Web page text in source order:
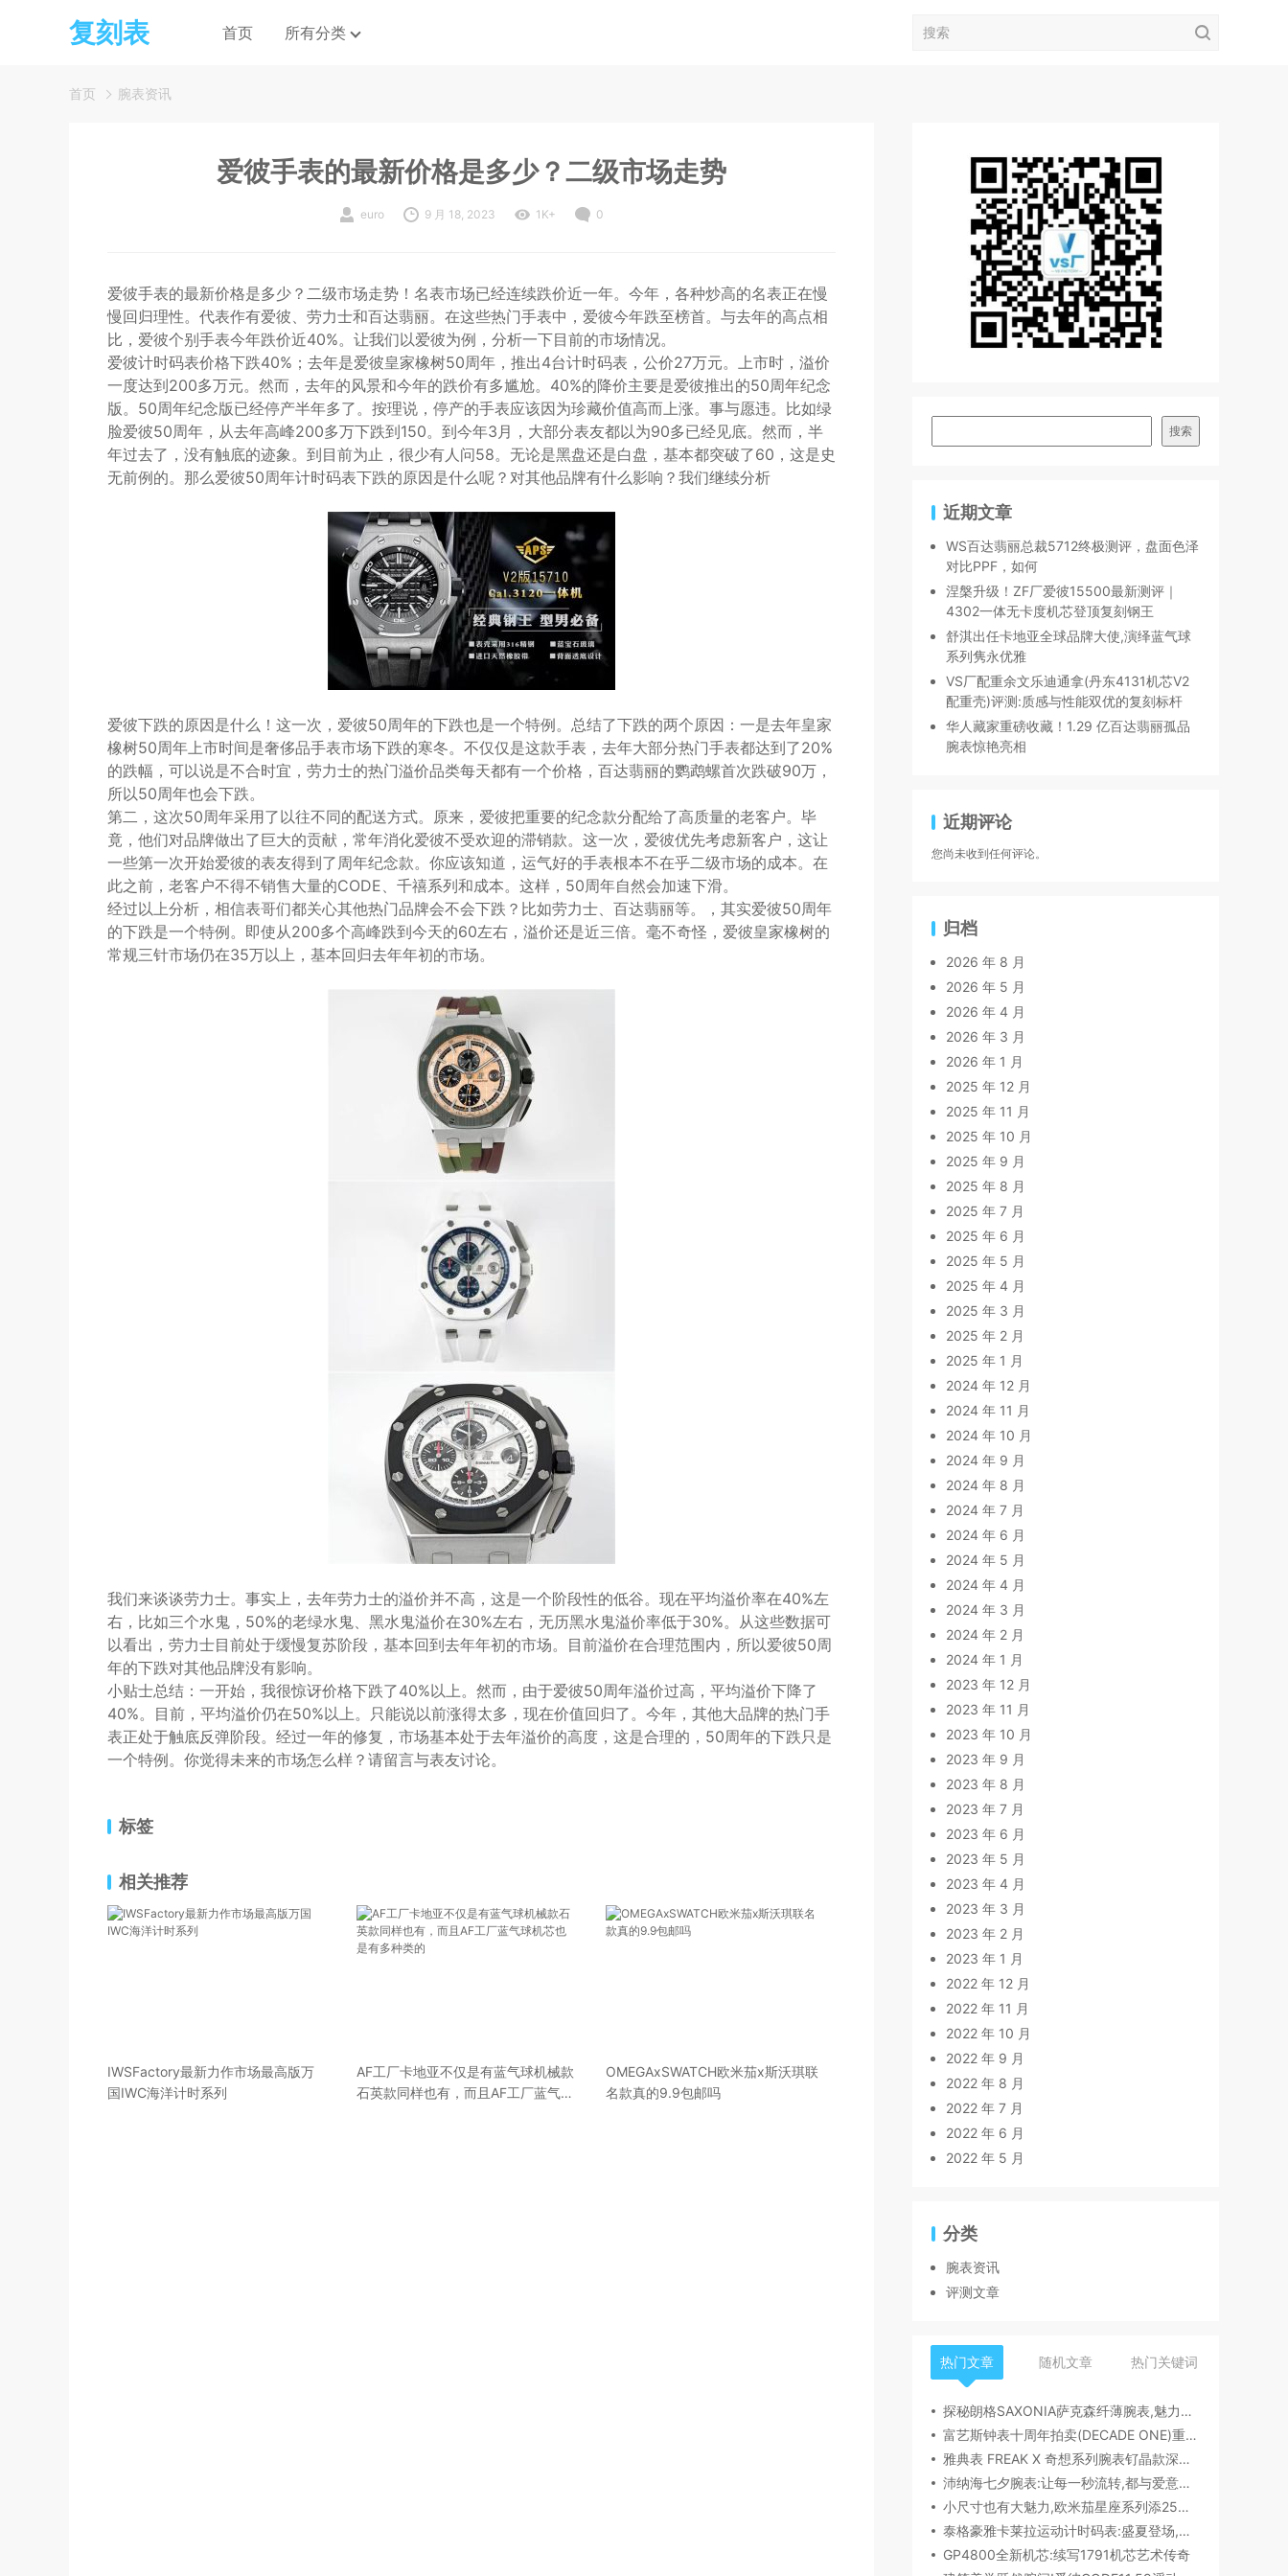
复刻表 首页 所有分类
首页 腕表资讯
爱彼手表的最新价格是多少？二级市场走势
euro 9 月 18, 2023 1K+ 0
爱彼手表的最新价格是多少？二级市场走势！名表市场已经连续跌价近一年。今年，各种炒高的名表正在慢
慢回归理性。代表作有爱彼、劳力士和百达翡丽。在这些热门手表中，爱彼今年跌至榜首。与去年的高点相
比，爱彼个别手表今年跌价近40%。让我们以爱彼为例，分析一下目前的市场情况。
爱彼计时码表价格下跌40%；去年是爱彼皇家橡树50周年，推出4台计时码表，公价27万元。上市时，溢价
一度达到200多万元。然而，去年的风景和今年的跌价有多尴尬。40%的降价主要是爱彼推出的50周年纪念
版。50周年纪念版已经停产半年多了。按理说，停产的手表应该因为珍藏价值高而上涨。事与愿违。比如绿
脸爱彼50周年，从去年高峰200多万下跌到150。到今年3月，大部分表友都以为90多已经见底。然而，半
年过去了，没有触底的迹象。到目前为止，很少有人问58。无论是黑盘还是白盘，基本都突破了60，这是史
无前例的。那么爱彼50周年计时码表下跌的原因是什么呢？对其他品牌有什么影响？我们继续分析
爱彼下跌的原因是什么！这一次，爱彼50周年的下跌也是一个特例。总结了下跌的两个原因：一是去年皇家
橡树50周年上市时间是奢侈品手表市场下跌的寒冬。不仅仅是这款手表，去年大部分热门手表都达到了20%
的跌幅，可以说是不合时宜，劳力士的热门溢价品类每天都有一个价格，百达翡丽的鹦鹉螺首次跌破90万，
所以50周年也会下跌。
第二，这次50周年采用了以往不同的配送方式。原来，爱彼把重要的纪念款分配给了高质量的老客户。毕
竟，他们对品牌做出了巨大的贡献，常年消化爱彼不受欢迎的滞销款。这一次，爱彼优先考虑新客户，这让
一些第一次开始爱彼的表友得到了周年纪念款。你应该知道，运气好的手表根本不在乎二级市场的成本。在
此之前，老客户不得不销售大量的CODE、千禧系列和成本。这样，50周年自然会加速下滑。
经过以上分析，相信表哥们都关心其他热门品牌会不会下跌？比如劳力士、百达翡丽等。，其实爱彼50周年
的下跌是一个特例。即使从200多个高峰跌到今天的60左右，溢价还是近三倍。毫不奇怪，爱彼皇家橡树的
常规三针市场仍在35万以上，基本回归去年年初的市场。
我们来谈谈劳力士。事实上，去年劳力士的溢价并不高，这是一个阶段性的低谷。现在平均溢价率在40%左
右，比如三个水鬼，50%的老绿水鬼、黑水鬼溢价在30%左右，无历黑水鬼溢价率低于30%。从这些数据可
以看出，劳力士目前处于缓慢复苏阶段，基本回到去年年初的市场。目前溢价在合理范围内，所以爱彼50周
年的下跌对其他品牌没有影响。
小贴士总结：一开始，我很惊讶价格下跌了40%以上。然而，由于爱彼50周年溢价过高，平均溢价下降了
40%。目前，平均溢价仍在50%以上。只能说以前涨得太多，现在价值回归了。今年，其他大品牌的热门手
表正处于触底反弹阶段。经过一年的修复，市场基本处于去年溢价的高度，这是合理的，50周年的下跌只是
一个特例。你觉得未来的市场怎么样？请留言与表友讨论。
标签
相关推荐
IWSFactory最新力作市场最高版万
国IWC海洋计时系列
AF工厂卡地亚不仅是有蓝气球机械款
石英款同样也有，而且AF工厂蓝气球
OMEGAxSWATCH欧米茄x斯沃琪联
名款真的9.9包邮吗
搜索
近期文章
WS百达翡丽总裁5712终极测评，盘面色泽
对比PPF，如何
涅槃升级！ZF厂爱彼15500最新测评｜
4302一体无卡度机芯登顶复刻钢王
舒淇出任卡地亚全球品牌大使,演绎蓝气球
系列隽永优雅
VS厂配重余文乐迪通拿(丹东4131机芯V2
配重壳)评测:质感与性能双优的复刻标杆
华人藏家重磅收藏！1.29 亿百达翡丽孤品
腕表惊艳亮相
近期评论
您尚未收到任何评论。
归档
2026 年 8 月
2026 年 5 月
2026 年 4 月
2026 年 3 月
2026 年 1 月
2025 年 12 月
2025 年 11 月
2025 年 10 月
2025 年 9 月
2025 年 8 月
2025 年 7 月
2025 年 6 月
2025 年 5 月
2025 年 4 月
2025 年 3 月
2025 年 2 月
2025 年 1 月
2024 年 12 月
2024 年 11 月
2024 年 10 月
2024 年 9 月
2024 年 8 月
2024 年 7 月
2024 年 6 月
2024 年 5 月
2024 年 4 月
2024 年 3 月
2024 年 2 月
2024 年 1 月
2023 年 12 月
2023 年 11 月
2023 年 10 月
2023 年 9 月
2023 年 8 月
2023 年 7 月
2023 年 6 月
2023 年 5 月
2023 年 4 月
2023 年 3 月
2023 年 2 月
2023 年 1 月
2022 年 12 月
2022 年 11 月
2022 年 10 月
2022 年 9 月
2022 年 8 月
2022 年 7 月
2022 年 6 月
2022 年 5 月
分类
腕表资讯
评测文章
热门文章 随机文章 热门关键词
探秘朗格SAXONIA萨克森纤薄腕表,魅力究竟何在？
富艺斯钟表十周年拍卖(DECADE ONE)重磅登场:首枚百达翡丽1518精钢腕表领衔呈献
雅典表 FREAK X 奇想系列腕表钌晶款深度解读​
沛纳海七夕腕表:让每一秒流转,都与爱意同行
小尺寸也有大魅力,欧米茄星座系列添25mm/28mm新作,精致感拉满
泰格豪雅卡莱拉运动计时码表:盛夏登场,精密机械诠释极速魅力
GP4800全新机芯:续写1791机芯艺术传奇